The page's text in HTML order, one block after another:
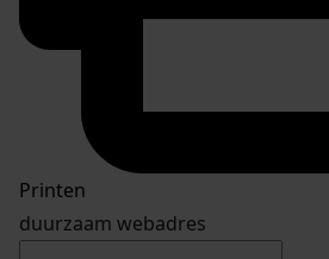
Printen
duurzaam webadres